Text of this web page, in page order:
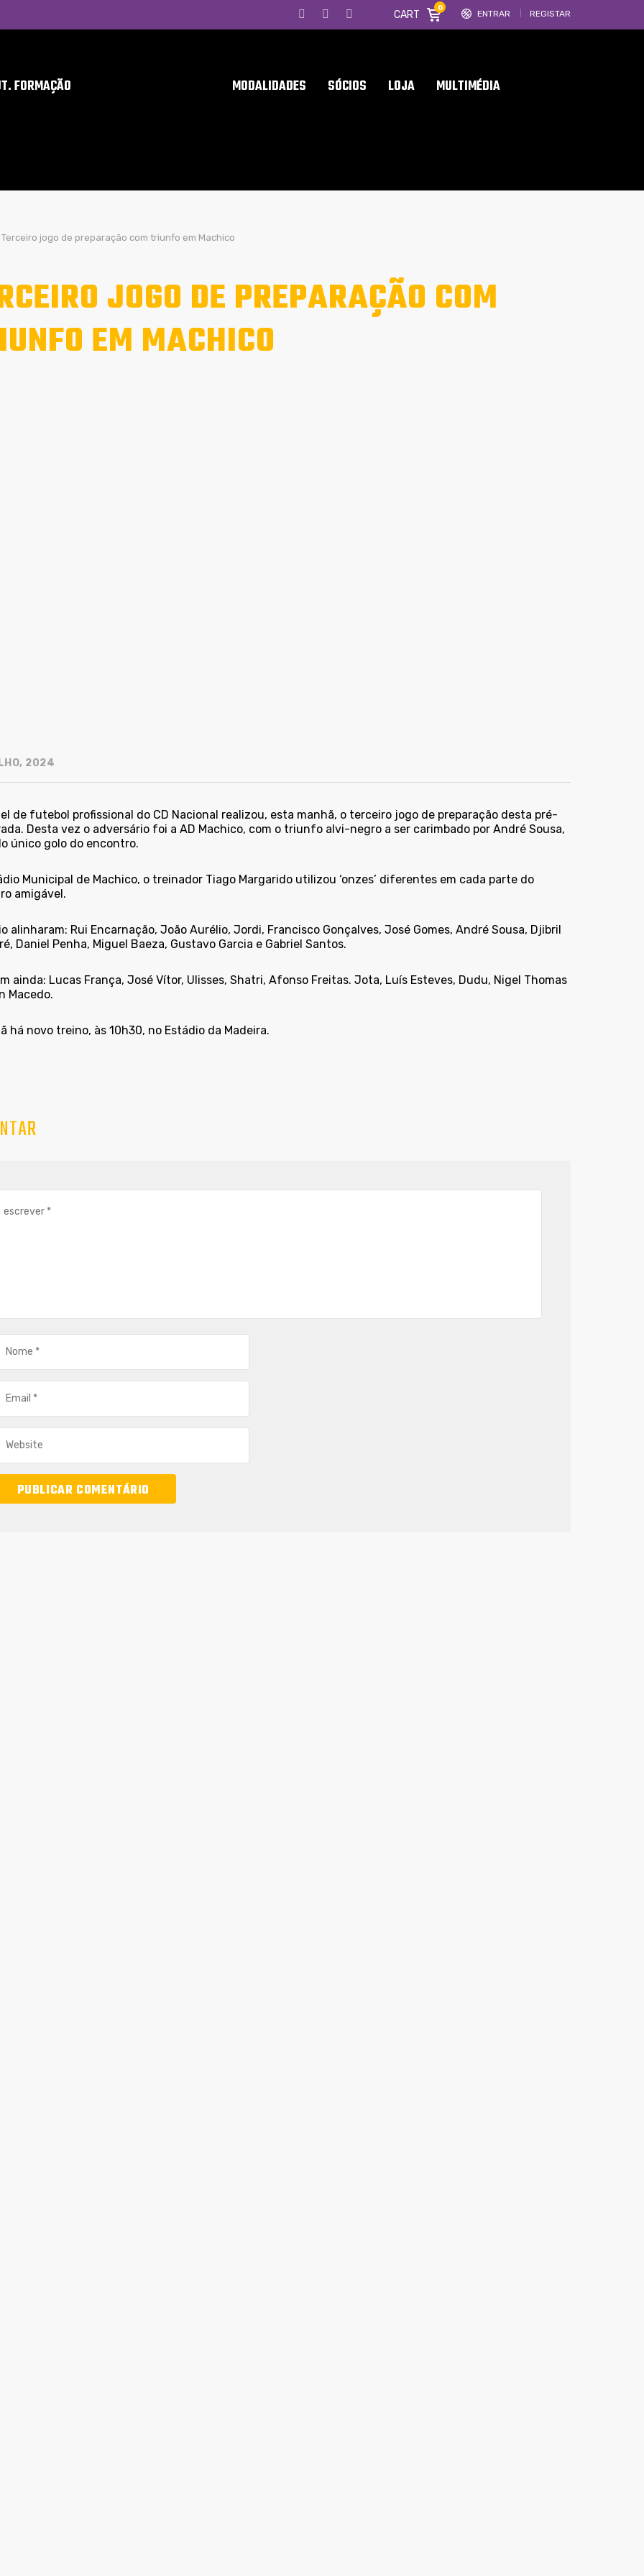
ENTRAR REGISTAR
CART
0
FORMAÇÃO MODALIDADES SÓCIOS LOJA MULTIMÉDIA
Terceiro jogo de preparação com triunfo em Machico
JOGO DE PREPARAÇÃO COM
EM MACHICO
2024
de futebol profissional do CD Nacional realizou, esta manhã, o terceiro jogo de preparação desta pré-
Desta vez o adversário foi a AD Machico, com o triunfo alvi-negro a ser carimbado por André Sousa,
único golo do encontro.
Municipal de Machico, o treinador Tiago Margarido utilizou ‘onzes’ diferentes em cada parte do
amigável.
alinharam: Rui Encarnação, João Aurélio, Jordi, Francisco Gonçalves, José Gomes, André Sousa, Djibril
Daniel Penha, Miguel Baeza, Gustavo Garcia e Gabriel Santos.
ainda: Lucas França, José Vítor, Ulisses, Shatri, Afonso Freitas. Jota, Luís Esteves, Dudu, Nigel Thomas
Macedo.
há novo treino, às 10h30, no Estádio da Madeira.